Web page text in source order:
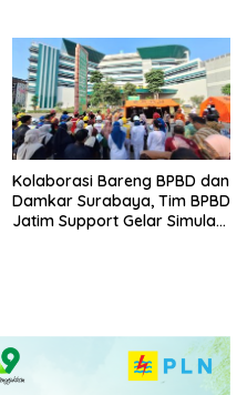
Kolaborasi Bareng BPBD dan
Damkar Surabaya, Tim BPBD
Jatim Support Gelar Simulasi